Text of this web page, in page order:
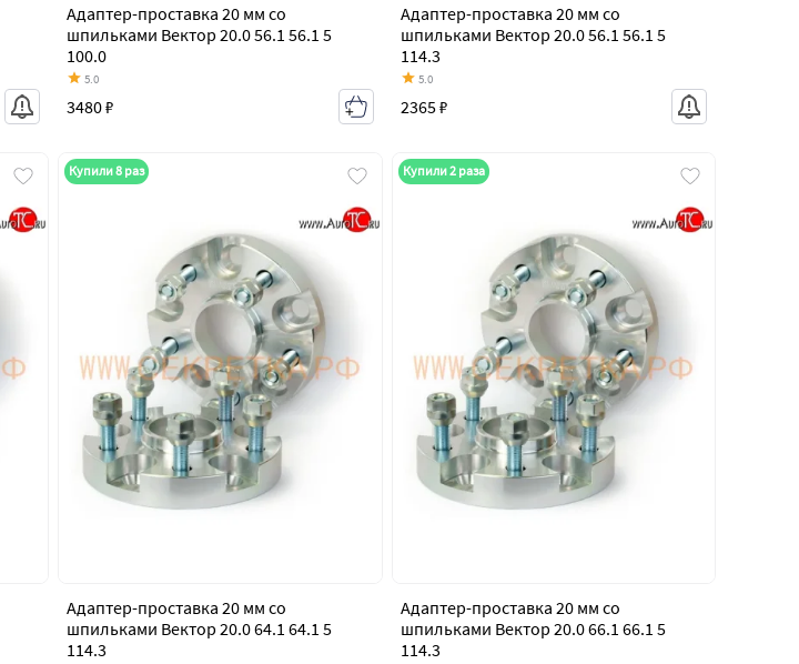
Адаптер-проставка 20 мм со
шпильками Вектор 20.0 56.1 56.1 5
100.0
5.0
3480 ₽
Адаптер-проставка 20 мм со
шпильками Вектор 20.0 56.1 56.1 5
114.3
5.0
2365 ₽
Купили 8 раз
Адаптер-проставка 20 мм со
шпильками Вектор 20.0 64.1 64.1 5
114.3
Купили 2 раза
Адаптер-проставка 20 мм со
шпильками Вектор 20.0 66.1 66.1 5
114.3